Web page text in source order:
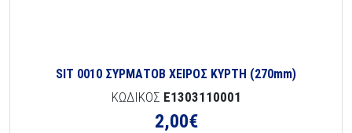
SIT 0010 ΣΥΡΜΑΤΟΒ ΧΕΙΡΟΣ ΚΥΡΤΗ (270mm)
ΚΩΔΙΚΟΣ E1303110001
2,00€